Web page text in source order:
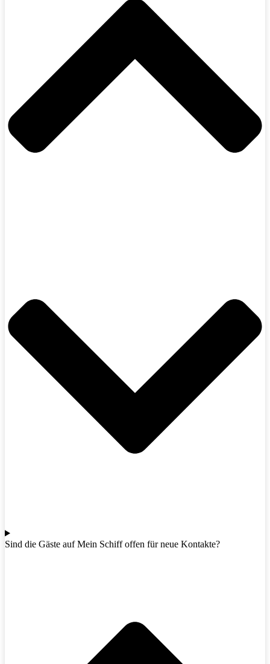
Sind die Gäste auf Mein Schiff offen für neue Kontakte?